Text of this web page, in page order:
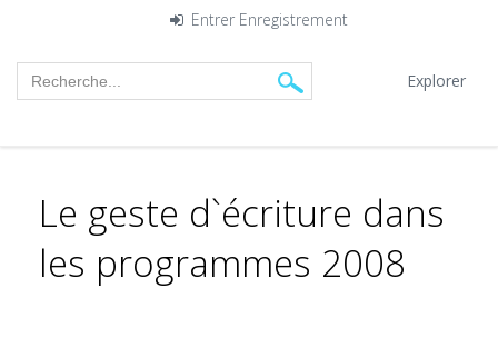
Entrer Enregistrement
Explorer
Le geste d`écriture dans
les programmes 2008